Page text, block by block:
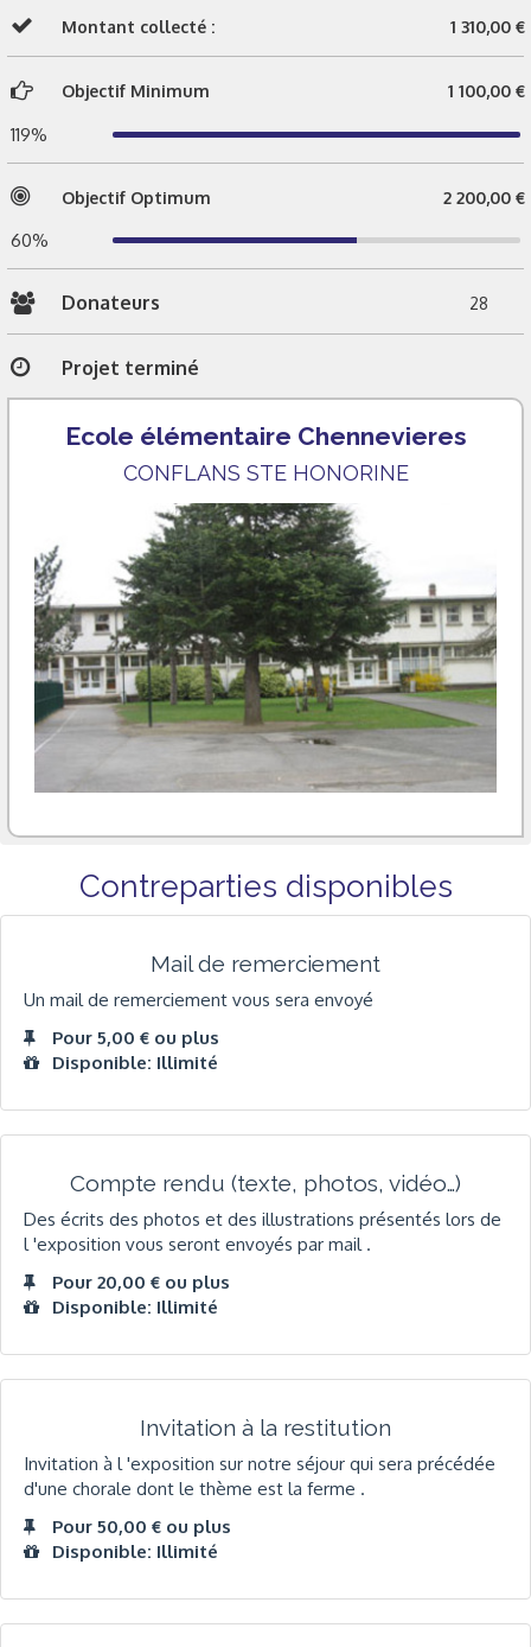
Montant collecté : 1 310,00 €
Objectif Minimum 1 100,00 €
119%
Objectif Optimum 2 200,00 €
60%
Donateurs 28
Projet terminé
Ecole élémentaire Chennevieres
CONFLANS STE HONORINE
Contreparties disponibles
Mail de remerciement
Un mail de remerciement vous sera envoyé
Pour 5,00 € ou plus
Disponible: Illimité
Compte rendu (texte, photos, vidéo…)
Des écrits des photos et des illustrations présentés lors de
l 'exposition vous seront envoyés par mail .
Pour 20,00 € ou plus
Disponible: Illimité
Invitation à la restitution
Invitation à l 'exposition sur notre séjour qui sera précédée
d'une chorale dont le thème est la ferme .
Pour 50,00 € ou plus
Disponible: Illimité